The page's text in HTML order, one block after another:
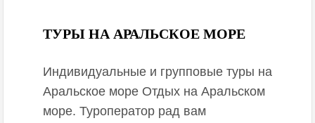
ТУРЫ НА АРАЛЬСКОЕ МОРЕ
Индивидуальные и групповые туры на
Аральское море Отдых на Аральском
море. Туроператор рад вам